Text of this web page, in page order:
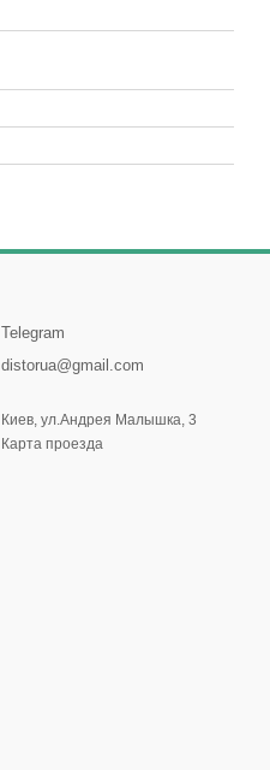
Telegram
distorua@gmail.com
Киев, ул.Андрея Малышка, 3
Карта проезда